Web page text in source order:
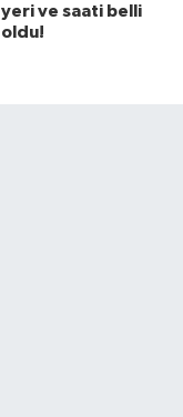
yeri ve saati belli
oldu!